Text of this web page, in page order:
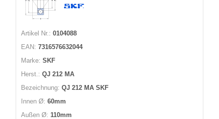
Artikel Nr.: 0104088
EAN: 7316576632044
Marke: SKF
Herst.: QJ 212 MA
Bezeichnung: QJ 212 MA SKF
Innen Ø: 60mm
Außen Ø: 110mm